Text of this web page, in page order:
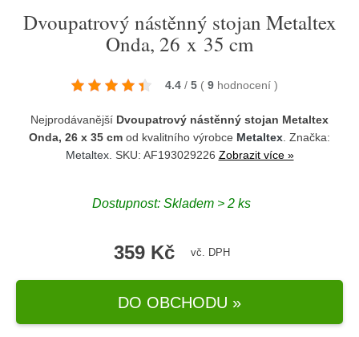
Dvoupatrový nástěnný stojan Metaltex
Onda, 26 x 35 cm
4.4 / 5 ( 9 hodnocení )
Nejprodávanější Dvoupatrový nástěnný stojan Metaltex
Onda, 26 x 35 cm od kvalitního výrobce Metaltex . Značka:
Metaltex. SKU: AF193029226 Zobrazit více »
Dostupnost: Skladem > 2 ks
359 Kč vč. DPH
DO OBCHODU »